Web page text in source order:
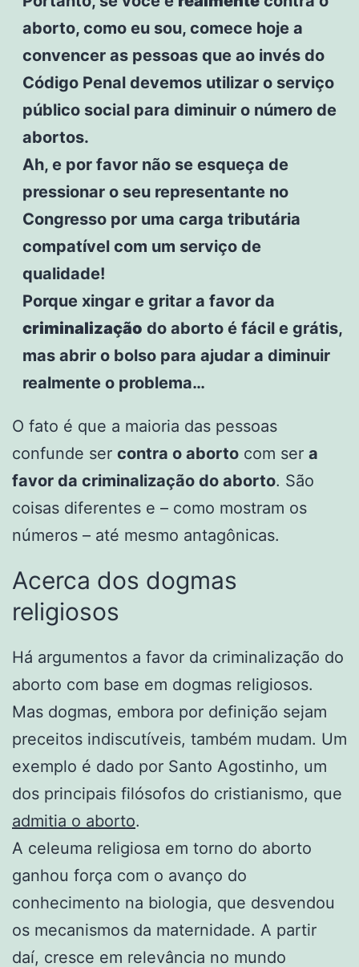
aborto, como eu sou, comece hoje a
convencer as pessoas que ao invés do
Código Penal devemos utilizar o serviço
público social para diminuir o número de
abortos.
Ah, e por favor não se esqueça de
pressionar o seu representante no
Congresso por uma carga tributária
compatível com um serviço de
qualidade!
Porque xingar e gritar a favor da
criminalização do aborto é fácil e grátis,
mas abrir o bolso para ajudar a diminuir
realmente o problema…
O fato é que a maioria das pessoas
confunde ser contra o aborto com ser a
favor da criminalização do aborto. São
coisas diferentes e – como mostram os
números – até mesmo antagônicas.
Acerca dos dogmas
religiosos
Há argumentos a favor da criminalização do
aborto com base em dogmas religiosos.
Mas dogmas, embora por definição sejam
preceitos indiscutíveis, também mudam. Um
exemplo é dado por Santo Agostinho, um
dos principais filósofos do cristianismo, que
admitia o aborto.
A celeuma religiosa em torno do aborto
ganhou força com o avanço do
conhecimento na biologia, que desvendou
os mecanismos da maternidade. A partir
daí, cresce em relevância no mundo